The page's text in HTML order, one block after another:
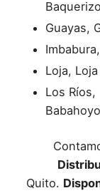
Guayas,
Loja, Loja
Los Ríos,
Babahoyo
Quito.